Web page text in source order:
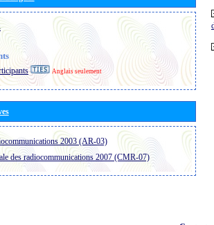
Anglais seulement
2003 (AR-03)
des radiocommunications 2007 (CMR-07)